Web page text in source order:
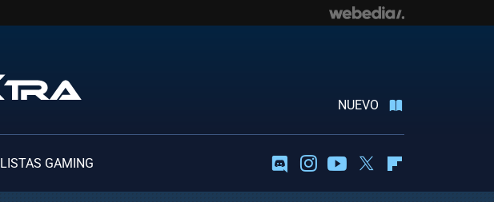
NUEVO
LISTAS GAMING DiscordInstagramYoutubeTwitter